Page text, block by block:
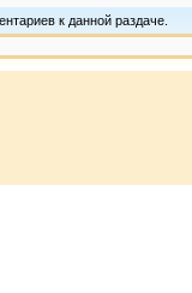
к данной раздаче.